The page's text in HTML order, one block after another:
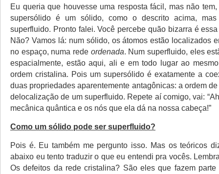
Eu queria que houvesse uma resposta fácil, mas não
supersólido é um sólido, como o descrito acima,
superfluido. Pronto falei. Você percebe quão bizarra é
Não? Vamos lá: num sólido, os átomos estão localizados
no espaço, numa rede ordenada. Num superfluido, eles
espacialmente, estão aqui, ali e em todo lugar ao
ordem cristalina. Pois um supersólido é exatamente a
duas propriedades aparentemente antagônicas: a ordem
delocalização de um superfluido. Repete aí comigo, vai:
mecânica quântica e os nós que ela dá na nossa cabeça!”
Como um sólido pode ser superfluido?
Pois é. Eu também me pergunto isso. Mas os teóricos
abaixo eu tento traduzir o que eu entendi pra vocês.
Os defeitos da rede cristalina? São eles que fazem